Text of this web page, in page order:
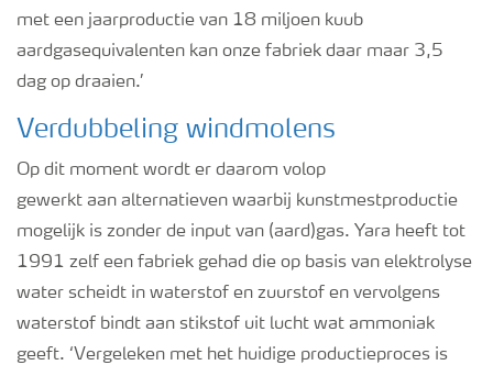
met een jaarproductie van 18 miljoen kuub
aardgasequivalenten kan onze fabriek daar maar 3,5
dag op draaien.’
Verdubbeling windmolens
Op dit moment wordt er daarom volop
gewerkt aan alternatieven waarbij kunstmestproductie
mogelijk is zonder de input van (aard)gas. Yara heeft tot
1991 zelf een fabriek gehad die op basis van elektrolyse
water scheidt in waterstof en zuurstof en vervolgens
waterstof bindt aan stikstof uit lucht wat ammoniak
geeft. ‘Vergeleken met het huidige productieproces is